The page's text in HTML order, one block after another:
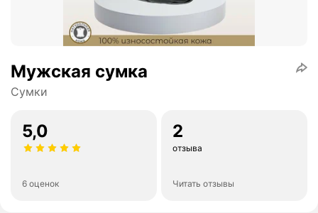
Мужская сумка
Сумки
5,0
6 оценок
2
отзыва
Читать отзывы